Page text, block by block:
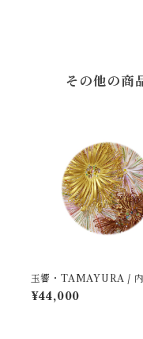
その他の商
玉響・TAMAYURA /
Uchida Katsumi
¥44,000